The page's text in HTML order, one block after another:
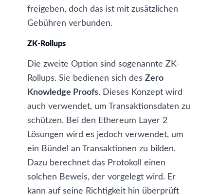
freigeben, doch das ist mit zusätzlichen
Gebühren verbunden.
ZK-Rollups
Die zweite Option sind sogenannte ZK-
Rollups. Sie bedienen sich des Zero
Knowledge Proofs. Dieses Konzept wird
auch verwendet, um Transaktionsdaten zu
schützen. Bei den Ethereum Layer 2
Lösungen wird es jedoch verwendet, um
ein Bündel an Transaktionen zu bilden.
Dazu berechnet das Protokoll einen
solchen Beweis, der vorgelegt wird. Er
kann auf seine Richtigkeit hin überprüft